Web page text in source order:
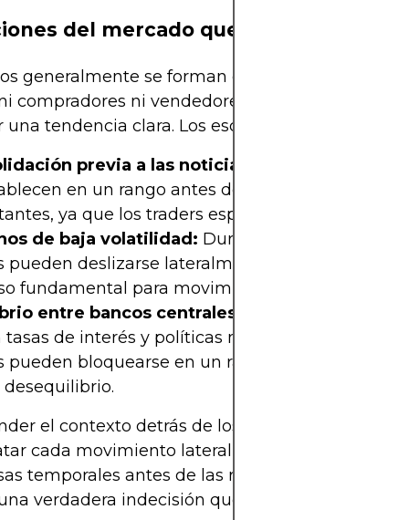
del mercado que crean rangos
generalmente se forman en períodos de
compradores ni vendedores tienen la fuerza
una tendencia clara. Los escenarios comunes
previa a las noticias:
en un rango antes de anuncios
ya que los traders esperan una nueva
de baja volatilidad: Durante períodos
pueden deslizarse lateralmente ya que hay poco
fundamental para movimientos fuertes.
entre bancos centrales:
de interés y políticas monetarias similares,
pueden bloquearse en un rango hasta que
el contexto detrás de los rangos ayuda a los
cada movimiento lateral como igual. Algunos
temporales antes de las rupturas, mientras
verdadera indecisión que puede durar